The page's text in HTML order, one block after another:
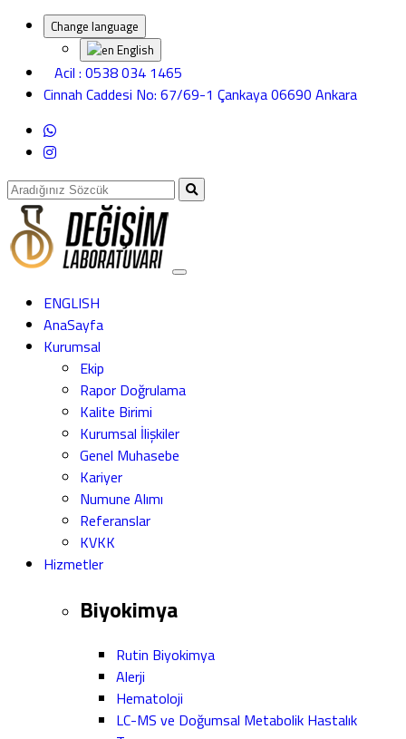
Change language
English
Acil : 0538 034 1465
Cinnah Caddesi No: 67/69-1 Çankaya 06690 Ankara
ENGLISH
AnaSayfa
Kurumsal
Ekip
Rapor Doğrulama
Kalite Birimi
Kurumsal İlişkiler
Genel Muhasebe
Kariyer
Numune Alımı
Referanslar
KVKK
Hizmetler
Biyokimya
Rutin Biyokimya
Alerji
Hematoloji
LC-MS ve Doğumsal Metabolik Hastalık